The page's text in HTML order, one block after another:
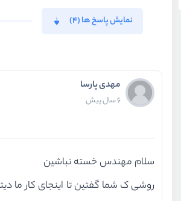
نمایش پاسخ ها (4)
مهدی پارسا
6 سال پیش
سلام مهندس خسته نباشین
روشی ک شما گفتین تا اینجای کار ما